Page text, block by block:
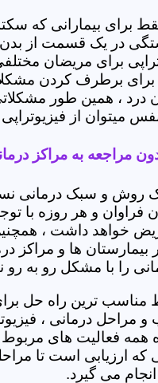
برای بیمارانی که
در یک قسمت از
برای مریضان
برای برطرف کردن
، همین طور
میتوان از
مراجعه به مراکز
یک روش و سبک درمانی
فراوان و هر روزه با
خواهد داشت ،
بیمارستان ها و مراکز
را با مشکل رو به
مناسب ترین راه حل
و مراحل درمانی ،
همه فعالیت های مربوط
که ارزیابی است تا
می گیرد.